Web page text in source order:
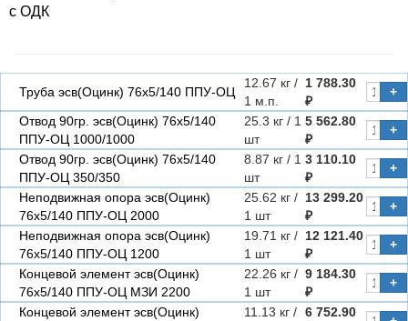
с ОДК
Труба эсв(Оцинк) 76х5/140 ППУ-ОЦ
12.67 кг /
1 м.п.
1 788.30
₽
+
Отвод 90гр. эсв(Оцинк) 76х5/140
ППУ-ОЦ 1000/1000
25.3 кг / 1
шт
5 562.80
₽
+
Отвод 90гр. эсв(Оцинк) 76х5/140
ППУ-ОЦ 350/350
8.87 кг / 1
шт
3 110.10
₽
+
Неподвижная опора эсв(Оцинк)
76х5/140 ППУ-ОЦ 2000
25.62 кг /
1 шт
13 299.20
₽
+
Неподвижная опора эсв(Оцинк)
76х5/140 ППУ-ОЦ 1200
19.71 кг /
1 шт
12 121.40
₽
+
Концевой элемент эсв(Оцинк)
76х5/140 ППУ-ОЦ МЗИ 2200
22.26 кг /
1 шт
9 184.30
₽
+
Концевой элемент эсв(Оцинк)
11.13 кг / 6 752.90